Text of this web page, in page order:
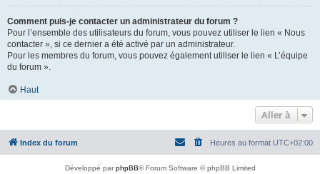
Comment puis-je contacter un administrateur du forum ?
Pour l’ensemble des utilisateurs du forum, vous pouvez utiliser le lien « Nous
contacter », si ce dernier a été activé par un administrateur.
Pour les membres du forum, vous pouvez également utiliser le lien « L’équipe
du forum ».
Haut
Aller à
Index du forum Heures au format UTC+02:00
Développé parphpBB® Forum Software © phpBB Limited